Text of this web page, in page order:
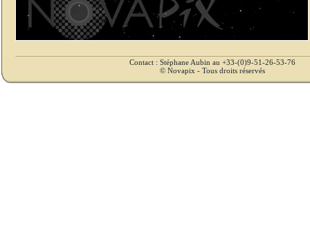
Contact : Stéphane Aubin au +33-(0)9-51-26-53-76
© Novapix - Tous droits réservés